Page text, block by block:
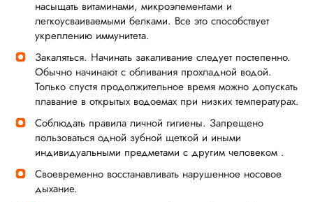
насыщать витаминами, микроэлементами и
легкоусваиваемыми белками. Все это способствует
укреплению иммунитета.
Закаляться. Начинать закаливание следует постепенно.
Обычно начинают с обливания прохладной водой.
Только спустя продолжительное время можно допускать
плавание в открытых водоемах при низких температурах.
Соблюдать правила личной гигиены. Запрещено
пользоваться одной зубной щеткой и иными
индивидуальными предметами с другим человеком .
Своевременно восстанавливать нарушенное носовое
дыхание.